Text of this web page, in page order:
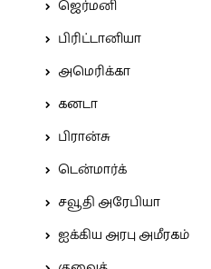
ஜெர்மனி
பிரிட்டானியா
அமெரிக்கா
கனடா
பிரான்சு
டென்மார்க்
சவூதி அரேபியா
ஐக்கிய அரபு அமீரகம்